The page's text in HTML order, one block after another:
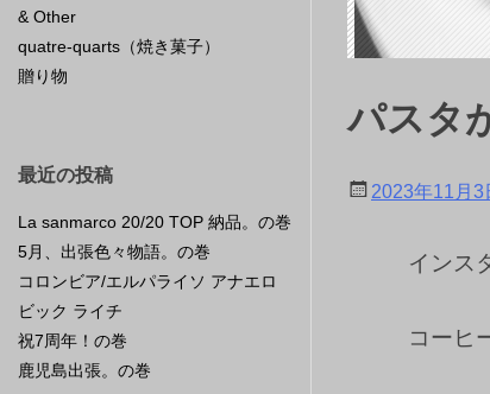
パスタ
2023年11月3
インス
コーヒ
& Other
quatre-quarts（焼き菓子）
贈り物
最近の投稿
La sanmarco 20/20 TOP 納品。の巻
5月、出張色々物語。の巻
コロンビア/エルパライソ アナエロ
ビック ライチ
祝7周年！の巻
鹿児島出張。の巻